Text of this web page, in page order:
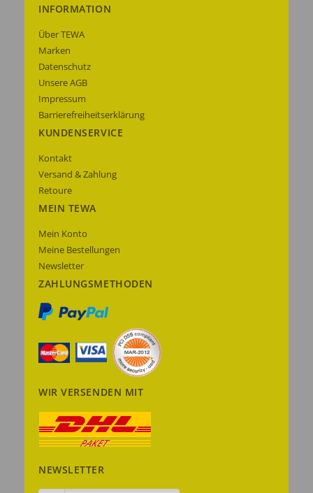
INFORMATION
Über TEWA
Marken
Datenschutz
Unsere AGB
Impressum
Barrierefreiheitserklärung
KUNDENSERVICE
Kontakt
Versand & Zahlung
Retoure
MEIN TEWA
Mein Konto
Meine Bestellungen
Newsletter
ZAHLUNGSMETHODEN
WIR VERSENDEN MIT
NEWSLETTER